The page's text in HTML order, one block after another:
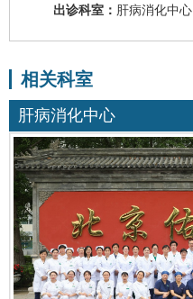
出诊科室： 肝病消化中心
相关科室
肝病消化中心